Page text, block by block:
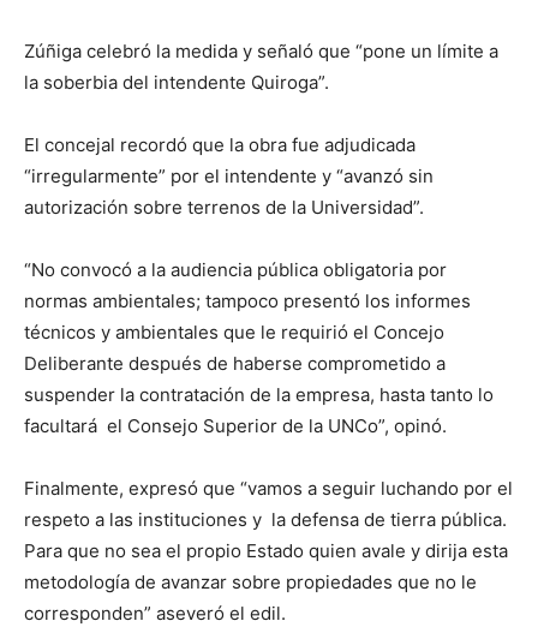
Zúñiga celebró la medida y señaló que “pone un límite a
la soberbia del intendente Quiroga”.
El concejal recordó que la obra fue adjudicada
“irregularmente” por el intendente y “avanzó sin
autorización sobre terrenos de la Universidad”.
“No convocó a la audiencia pública obligatoria por
normas ambientales; tampoco presentó los informes
técnicos y ambientales que le requirió el Concejo
Deliberante después de haberse comprometido a
suspender la contratación de la empresa, hasta tanto lo
facultará el Consejo Superior de la UNCo”, opinó.
Finalmente, expresó que “vamos a seguir luchando por el
respeto a las instituciones y la defensa de tierra pública.
Para que no sea el propio Estado quien avale y dirija esta
metodología de avanzar sobre propiedades que no le
corresponden” aseveró el edil.